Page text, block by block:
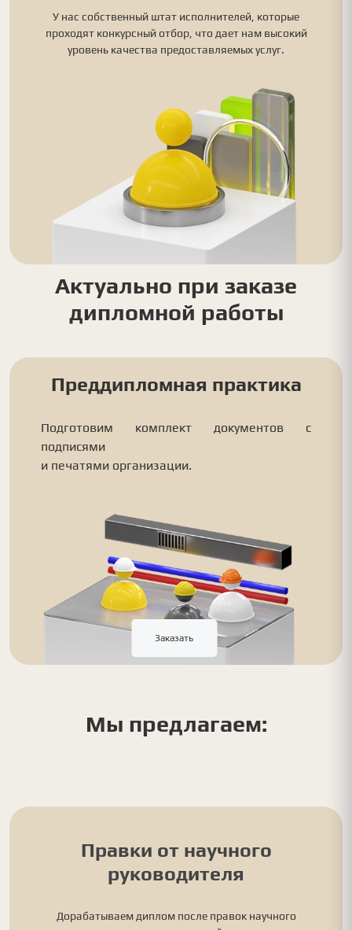
У нас собственный штат исполнителей, которые
проходят конкурсный отбор, что дает нам высокий
уровень качества предоставляемых услуг.
Актуально при заказе
дипломной работы
Преддипломная практика
Подготовим комплект документов с
подписями
и печатями организации.
Заказать
Мы предлагаем:
Правки от научного
руководителя
Дорабатываем диплом после правок научного